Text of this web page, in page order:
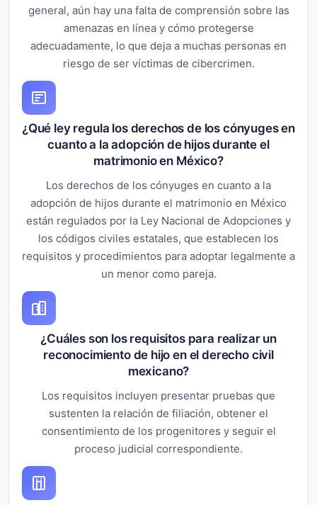
general, aún hay una falta de comprensión sobre las
amenazas en línea y cómo protegerse
adecuadamente, lo que deja a muchas personas en
riesgo de ser víctimas de cibercrimen.
¿Qué ley regula los derechos de los cónyuges en
cuanto a la adopción de hijos durante el
matrimonio en México?
Los derechos de los cónyuges en cuanto a la
adopción de hijos durante el matrimonio en México
están regulados por la Ley Nacional de Adopciones y
los códigos civiles estatales, que establecen los
requisitos y procedimientos para adoptar legalmente a
un menor como pareja.
¿Cuáles son los requisitos para realizar un
reconocimiento de hijo en el derecho civil
mexicano?
Los requisitos incluyen presentar pruebas que
sustenten la relación de filiación, obtener el
consentimiento de los progenitores y seguir el
proceso judicial correspondiente.